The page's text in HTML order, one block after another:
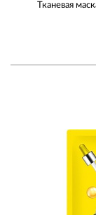
Тканевая